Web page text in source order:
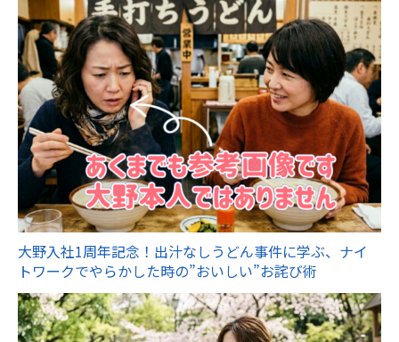
大野入社1周年記念！出汁なしうどん事件に学ぶ、ナイ
トワークでやらかした時の”おいしい”お詫び術